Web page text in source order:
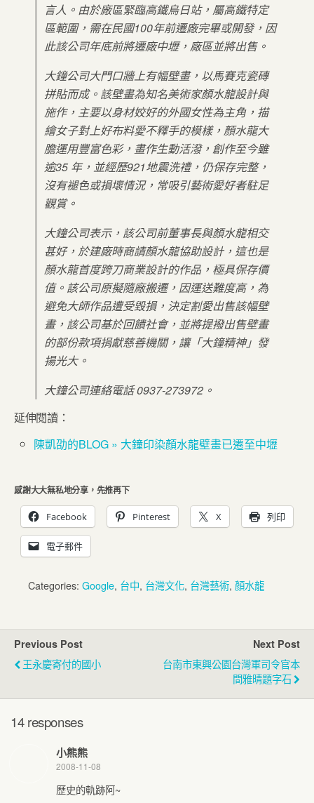
言人。由於廠區緊臨高鐵烏日站，屬高鐵特定
區範圍，需在民國100年前遷廠完畢或開發，因
此該公司年底前將遷廠中壢，廠區並將出售。
大鐘公司大門口牆上有幅壁畫，以馬賽克瓷磚
拼貼而成。該壁畫為知名美術家顏水龍設計與
施作，主要以身材姣好的外國女性為主角，描
繪女子對上好布料愛不釋手的模樣，顏水龍大
膽運用豐富色彩，畫作生動活潑，創作至今雖
逾35 年，並經歷921地震洗禮，仍保存完整，
沒有褪色或損壞情況，常吸引藝術愛好者駐足
觀賞。
大鐘公司表示，該公司前董事長與顏水龍相交
甚好，於建廠時商請顏水龍協助設計，這也是
顏水龍首度跨刀商業設計的作品，極具保存價
值。該公司原擬隨廠搬遷，因運送難度高，為
避免大師作品遭受毀損，決定割愛出售該幅壁
畫，該公司基於回饋社會，並將提撥出售壁畫
的部份款項捐獻慈善機關，讓「大鐘精神」發
揚光大。
大鐘公司連絡電話 0937-273972。
延伸閱讀：
陳凱劭的BLOG » 大鐘印染顏水龍壁畫已遷至中壢
感謝大大無私地分享，先推再下
Facebook Pinterest X 列印
電子郵件
Categories: Google, 台中, 台灣文化, 台灣藝術, 顏水龍
Previous Post
王永慶寄付的國小
Next Post
台南市東興公園台灣軍司令官本
間雅晴題字石
14 responses
小熊熊
2008-11-08
歷史的軌跡阿~